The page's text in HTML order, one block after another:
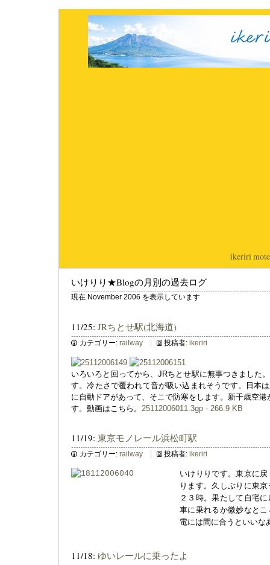
ikeriri|
いけりり★Blogの月別の過去ログ
現在 November 2006 を表示しています
11/25: JRちとせ駅(北海道)
カテゴリー: railway 投稿者: ikeriri
いろいろと回ってから、JRちとせ駅に無事つきました
す。冷たさで覆われて音が吸い込まれそうです。日本
に自動ドアがあって、そこで防寒をします。新千歳空
す。動画はこちら。 25112006011.3gp - 266.9 KB
11/19: 東京モノレール浜松町駅
カテゴリー: railway 投稿者: ikeriri
いけりりです。東京に
ります。久しぶりに東
２３時。果たして自宅
車に乗れるか微妙なと
電には間に合うといいな
11/18: ゆいレールに乗ったよ